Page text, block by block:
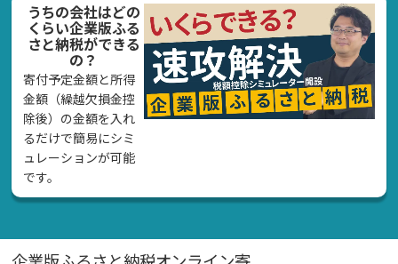
うちの会社はどの
くらい企業版ふる
さと納税ができる
の？
寄付予定金額と所得
金額（繰越欠損金控
除後）の金額を入れ
るだけで簡易にシミ
ュレーションが可能
です。